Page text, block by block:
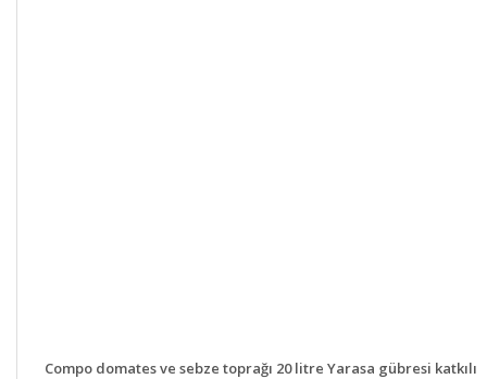
DETAYLAR
Compo domates ve sebze toprağı 20 litre Yarasa gübresi katkılı